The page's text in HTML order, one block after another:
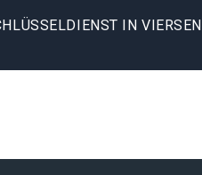
IN VIERSEN